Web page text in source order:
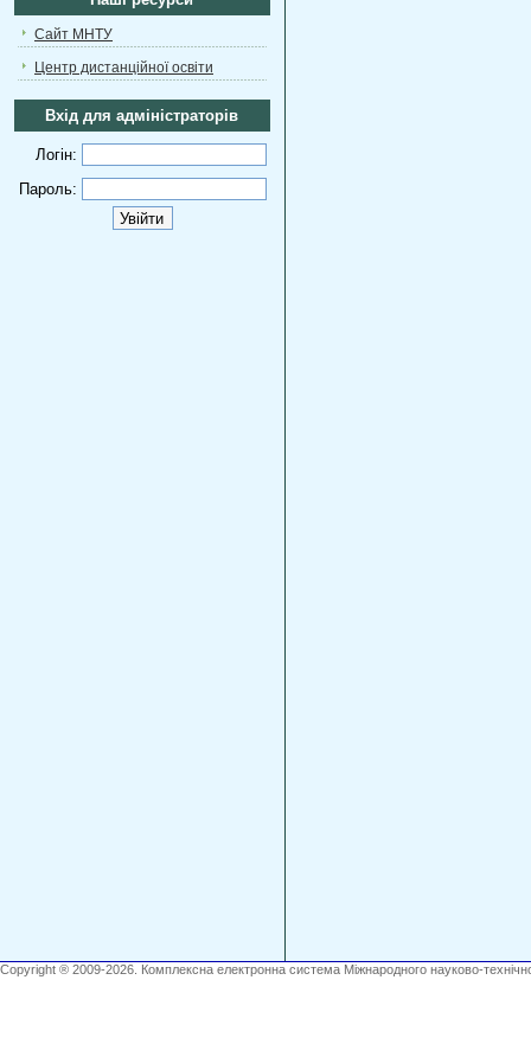
Сайт МНТУ
Центр дистанційної освіти
Вхід для адміністраторів
Логін:
Пароль:
Copyright ® 2009-2026. Комплексна електронна система Міжнародного науково-